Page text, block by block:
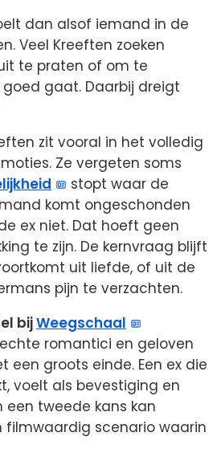
dan alsof iemand in de
Veel Kreeften zoeken
te praten of om te
gaat. Daarbij dreigt
zit vooral in het volledig
Ze vergeten soms
stopt waar de
komt ongeschonden
ex niet. Dat hoeft geen
te zijn. De kernvraag blijft
uit liefde, of uit de
pijn te verzachten.
bijWeegschaal
romantici en geloven
een groots einde. Een ex die
voelt als bevestiging en
een tweede kans kan
filmwaardig scenario waarin